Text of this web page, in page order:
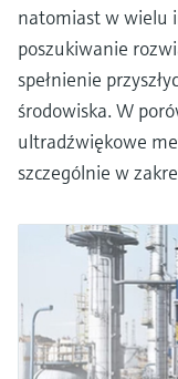
natomiast w wielu
poszukiwanie
spełnienie
środowiska. W
ultradźwiękowe
szczególnie w